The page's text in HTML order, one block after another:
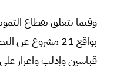
بواقع 21 مشروع
قباسين وإدلب واعزاز على